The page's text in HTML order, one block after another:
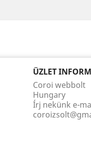
ÜZLET
Coroi webbolt
Hungary
Írj nekünk e-